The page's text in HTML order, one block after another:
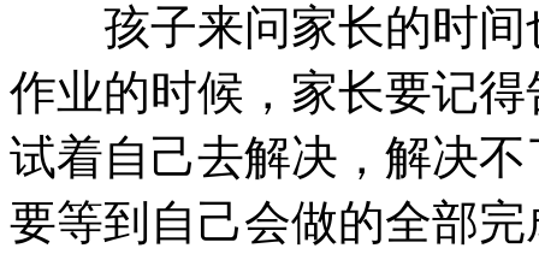
孩子来问家长的时间
作业的时候，家长要记
试着自己去解决，解决
要等到自己会做的全部